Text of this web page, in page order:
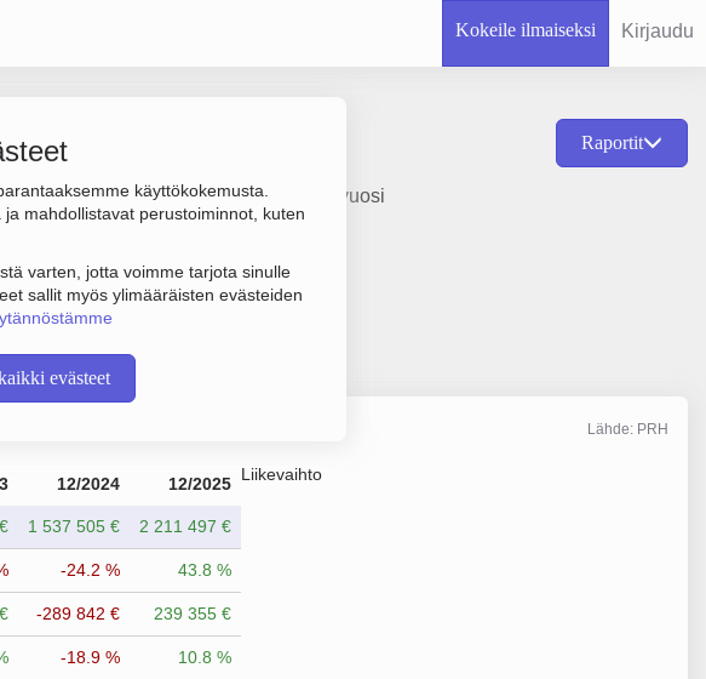
Kokeile ilmaiseksi Kirjaudu
käyttökokemusta.
mahdollistavat perustoiminnot, kuten
varten, jotta voimme tarjota sinulle
sallit myös ylimääräisten evästeiden
evästeet
Raportit
ja niiden osien valmistus, perustamisvuosi
Lähde: PRH
12/2024 12/2025
1 537 505 € 2 211 497 €
-24.2 % 43.8 %
-289 842 € 239 355 €
-18.9 % 10.8 %
Liikevaihto